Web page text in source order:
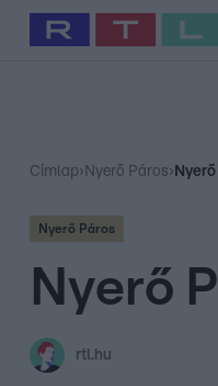
Babits Marcella
Címlap› Nyerő Páros›
Nyerő Páros
Nyerő
rtl.hu